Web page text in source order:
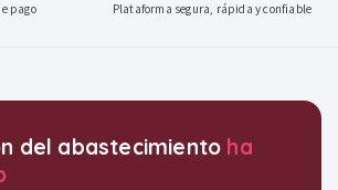
pago Plataforma segura, rápida y confiable
soluciones
del abastecimiento ha